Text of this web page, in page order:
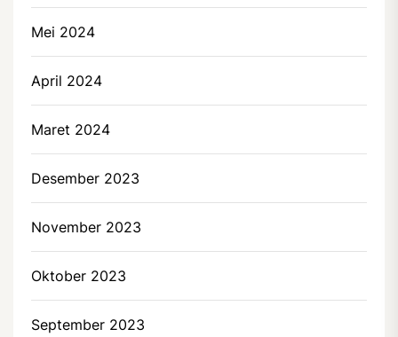
Mei 2024
April 2024
Maret 2024
Desember 2023
November 2023
Oktober 2023
September 2023